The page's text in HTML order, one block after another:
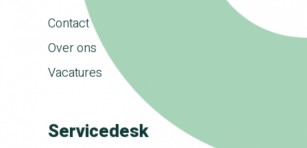
Contact
Over ons
Vacatures
Servicedesk